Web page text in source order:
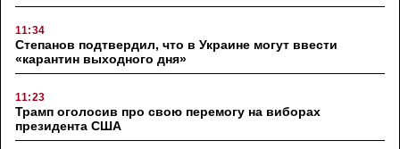
11:34
Степанов подтвердил, что в Украине могут ввести
«карантин выходного дня»
11:23
Трамп оголосив про свою перемогу на виборах
президента США